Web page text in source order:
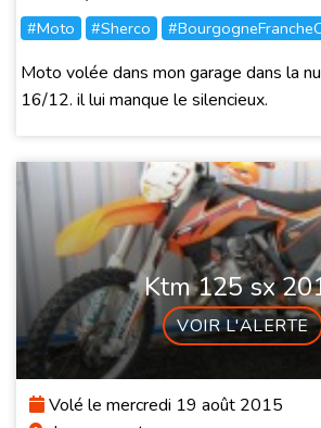
#Moto #Sherco
Moto volée dans mon garage dans la
16/12. il lui manque le silencieux.
Ktm 125 sx
VOIR L'ALERTE
Volé le mercredi 19 août 2015